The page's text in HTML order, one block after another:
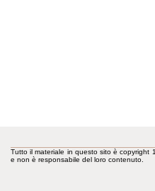
Tutto il materiale in questo sito è copyright
e non è responsabile del loro contenuto.